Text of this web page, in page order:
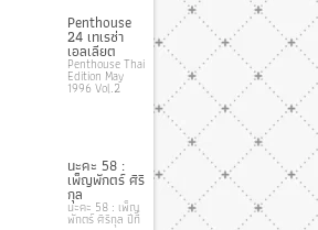
Penthouse
24 เทเรซ่า
เอลเลียต
Penthouse Thai
Edition May
1996 Vol.2
นะคะ 58 :
เพ็ญพักตร์ ศิริ
กุล
นะคะ 58 : เพ็ญ
พักตร์ ศิริกุล ปีที่